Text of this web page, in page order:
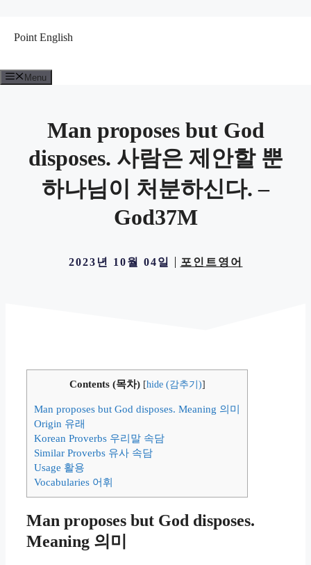
건
너
Point English
Menu
Man proposes but God
disposes. 사람은 제안할 뿐
하나님이 처분하신다. –
God37M
2023년 10월 04일 포인트영어
Contents (목차) [hide (감추기)]
Man proposes but God disposes. Meaning 의미
Origin 유래
Korean Proverbs 우리말 속담
Similar Proverbs 유사 속담
Usage 활용
Vocabularies 어휘
Man proposes but God disposes.
Meaning 의미